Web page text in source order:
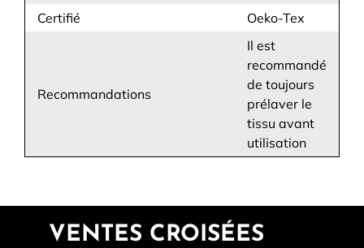
Certifié
Oeko-Tex
Recommandations
Il est
recommandé
de toujours
prélaver le
tissu avant
utilisation
VENTES CROISÉES